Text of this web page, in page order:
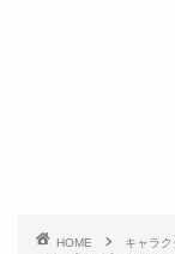
HOME キャラ